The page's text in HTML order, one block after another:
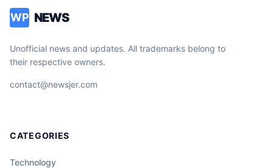
WP NEWS
Unofficial news and updates. All trademarks belong to
their respective owners.
contact@newsjer.com
CATEGORIES
Technology